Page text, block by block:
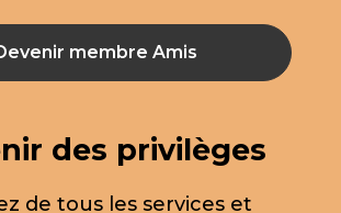
membre Amis
des privilèges
de tous les services et